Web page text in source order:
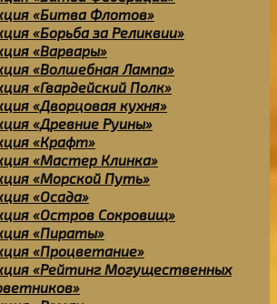
«Битва Флотов»
«Борьба за Реликвии»
«Варвары»
«Волшебная Лампа»
«Гвардейский Полк»
«Дворцовая кухня»
«Древние Руины»
«Крафт»
«Мастер Клинка»
«Морской Путь»
«Осада»
«Остров Сокровищ»
«Пираты»
«Процветание»
«Рейтинг Могущественных